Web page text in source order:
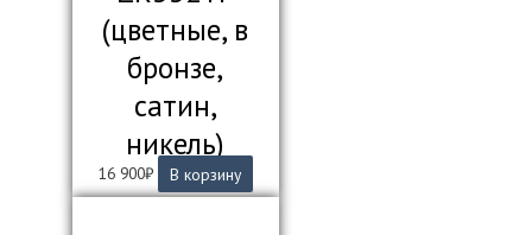
(цветные, в
бронзе,
сатин,
никель)
16 900₽ В корзину